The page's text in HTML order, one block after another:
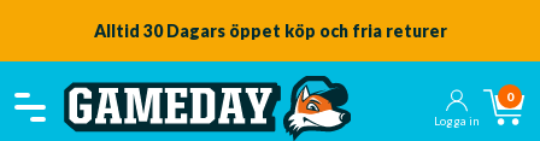
Alltid 30 Dagars öppet köp och fria returer
Logga in
0